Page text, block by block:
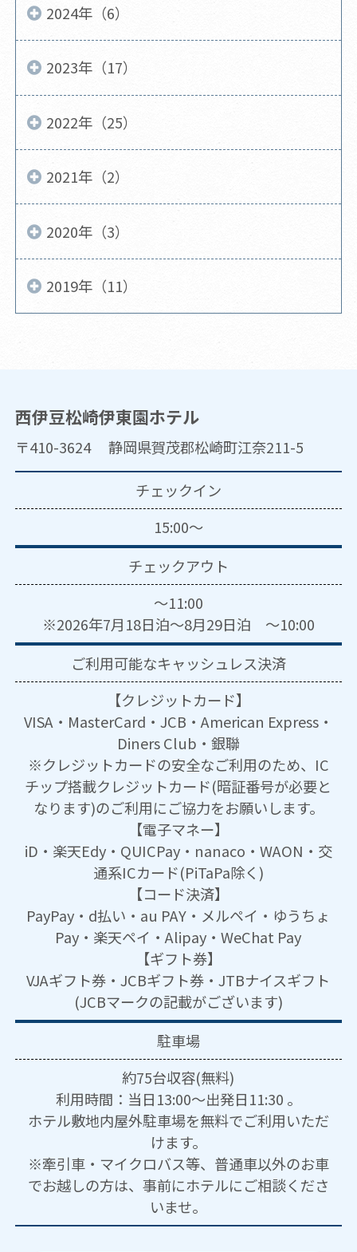
2024年（6）
2023年（17）
2022年（25）
2021年（2）
2020年（3）
2019年（11）
西伊豆松崎伊東園ホテル
〒410-3624 静岡県賀茂郡松崎町江奈211-5
チェックイン
15:00～
チェックアウト
～11:00
※2026年7月18日泊～8月29日泊 ～10:00
ご利用可能なキャッシュレス決済
【クレジットカード】
VISA・MasterCard・JCB・American Express・
Diners Club・銀聯
※クレジットカードの安全なご利用のため、IC
チップ搭載クレジットカード(暗証番号が必要と
なります)のご利用にご協力をお願いします。
【電子マネー】
iD・楽天Edy・QUICPay・nanaco・WAON・交
通系ICカード(PiTaPa除く)
【コード決済】
PayPay・d払い・au PAY・メルペイ・ゆうちょ
Pay・楽天ペイ・Alipay・WeChat Pay
【ギフト券】
VJAギフト券・JCBギフト券・JTBナイスギフト
(JCBマークの記載がございます)
駐車場
約75台収容(無料)
利用時間：当日13:00～出発日11:30 。
ホテル敷地内屋外駐車場を無料でご利用いただ
けます。
※牽引車・マイクロバス等、普通車以外のお車
でお越しの方は、事前にホテルにご相談くださ
いませ。